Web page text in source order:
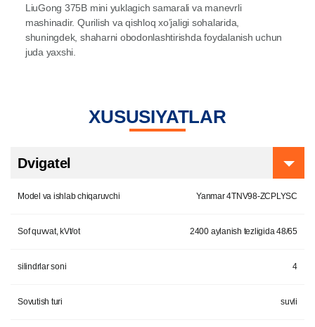
LiuGong 375B mini yuklagich samarali va manevrli
mashinadir. Qurilish va qishloq xo’jaligi sohalarida,
shuningdek, shaharni obodonlashtirishda foydalanish uchun
juda yaxshi.
XUSUSIYATLAR
Dvigatel
Model va ishlab chiqaruvchi Yanmar 4TNV98-ZCPLYSC
Sof quvvat, kVt/ot 2400 aylanish tezligida 48/65
silindrlar soni 4
Sovutish turi suvli